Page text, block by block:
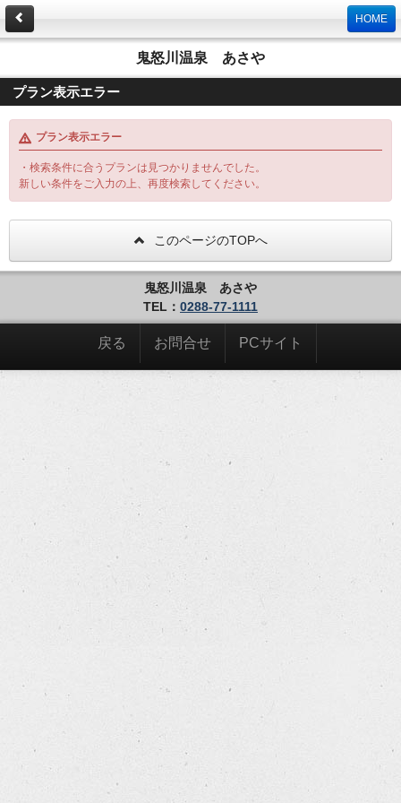
HOME
鬼怒川温泉 あさや
プラン表示エラー
プラン表示エラー
・検索条件に合うプランは見つかりませんでした。
新しい条件をご入力の上、再度検索してください。
このページのTOPへ
鬼怒川温泉 あさや
TEL： 0288-77-1111
戻る お問合せ PCサイト